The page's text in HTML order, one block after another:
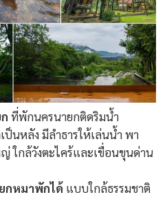
ที่พักนครนายกติดริมน้ำ
นหลัง มีลำธารให้เล่นน้ำ พา
ใกล้วังตะไคร้และเขื่อนขุนด่าน
กหมาพักได้ แบบใกล้ธรรมชาติ